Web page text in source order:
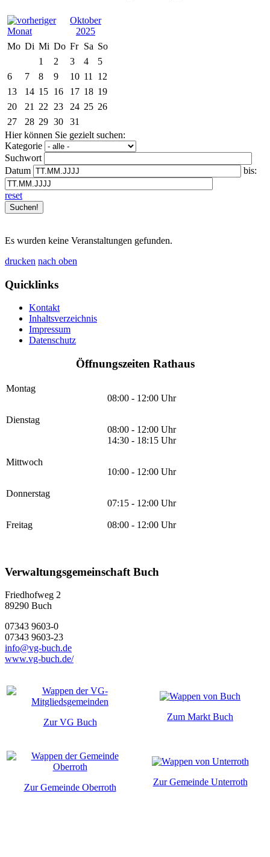
Oktober
2025
Mo Di Mi Do Fr Sa So
1
2 3 4
5
6
7 8 9 10 11
12
13
14 15 16 17 18 19
20
21 22 23 24 25 26
27
28 29 30
31
Hier können Sie gezielt suchen:
Kategorie
Suchwort
Datum
bis:
reset
Es wurden keine Veranstaltungen gefunden.
drucken nach oben
Quicklinks
Kontakt
Inhaltsverzeichnis
Impressum
Datenschutz
Öffnungszeiten Rathaus
Montag
08:00 - 12:00 Uhr
Dienstag
08:00 - 12:00 Uhr
14:30 - 18:15 Uhr
Mittwoch
10:00 - 12:00 Uhr
Donnerstag
07:15 - 12:00 Uhr
Freitag 08:00 - 12:00 Uhr
Verwaltungsgemeinschaft Buch
Friedhofweg 2
89290 Buch
07343 9603-0
07343 9603-23
info@vg-buch.de
www.vg-buch.de/
Zur VG Buch
Zum Markt Buch
Zur Gemeinde Oberroth
Zur Gemeinde Unterroth